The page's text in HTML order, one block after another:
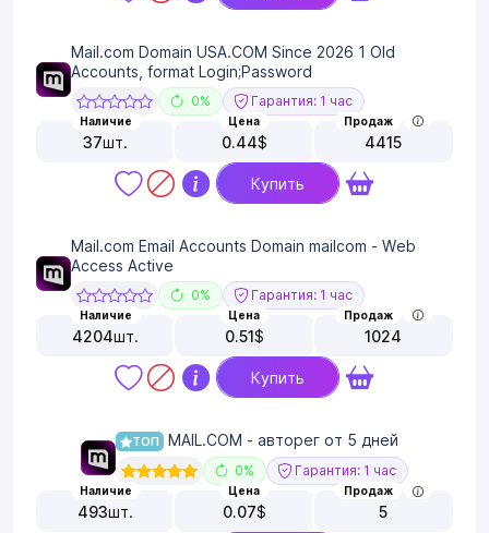
Mail.com Domain USA.COM Since 2026 1 Old
Accounts, format Login;Password
0% Гарантия: 1 час
Наличие
37шт.
Цена
0.44$
Продаж
4415
Купить
Mail.com Email Accounts Domain mailcom - Web
Access Active
0% Гарантия: 1 час
Наличие
4204шт.
Цена
0.51$
Продаж
1024
Купить
ТОП MAIL.COM - авторег от 5 дней
0% Гарантия: 1 час
Наличие
493шт.
Цена
0.07$
Продаж
5